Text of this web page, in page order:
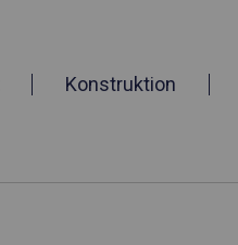
Konstruktion